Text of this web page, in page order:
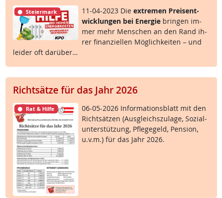
Steiermark 11-04-2023 Die ex­t­re­men Preis­ent­
wick­lun­gen bei En­er­giebrin­gen im­
mer mehr Men­schen an den Rand ih­
rer fi­nan­zi­el­len Mög­lich­kei­ten – und
lei­der oft dar­über…
Richtsätze für das Jahr 2026
Rat & Hilfe
06-05-2026 In­for­ma­ti­ons­blatt mit den
Richt­sät­zen (Aus­g­leichs­zu­la­ge, So­zial­
un­ter­stüt­zung, Pf­le­ge­geld, Pen­si­on,
u.v.m.) für das Jahr 2026.